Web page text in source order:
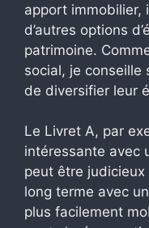
apport immobilier,
d’autres options
patrimoine.
social, je conseille
de diversifier leur
Le Livret A, par
intéressante avec
peut être judicieux
long terme avec
plus facilement